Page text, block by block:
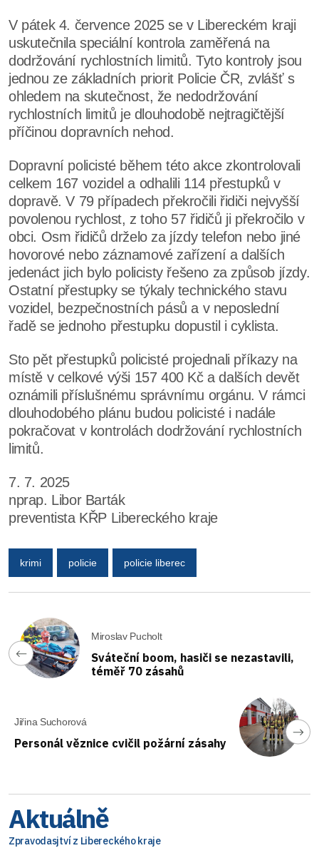
V pátek 4. července 2025 se v Libereckém kraji
uskutečnila speciální kontrola zaměřená na
dodržování rychlostních limitů. Tyto kontroly jsou
jednou ze základních priorit Policie ČR, zvlášť s
ohledem na skutečnost, že nedodržování
rychlostních limitů je dlouhodobě nejtragičtější
příčinou dopravních nehod.
Dopravní policisté během této akce zkontrolovali
celkem 167 vozidel a odhalili 114 přestupků v
dopravě. V 79 případech překročili řidiči nejvyšší
povolenou rychlost, z toho 57 řidičů ji překročilo v
obci. Osm řidičů drželo za jízdy telefon nebo jiné
hovorové nebo záznamové zařízení a dalších
jedenáct jich bylo policisty řešeno za způsob jízdy.
Ostatní přestupky se týkaly technického stavu
vozidel, bezpečnostních pásů a v neposlední
řadě se jednoho přestupku dopustil i cyklista.
Sto pět přestupků policisté projednali příkazy na
místě v celkové výši 157 400 Kč a dalších devět
oznámili příslušnému správnímu orgánu. V rámci
dlouhodobého plánu budou policisté i nadále
pokračovat v kontrolách dodržování rychlostních
limitů.
7. 7. 2025
nprap. Libor Barták
preventista KŘP Libereckého kraje
krimi policie policie liberec
Miroslav Pucholt
Sváteční boom, hasiči se nezastavili,
téměř 70 zásahů
Jiřina Suchorová
Personál věznice cvičil požární zásahy
Aktuálně
Zpravodasjtví z Libereckého kraje